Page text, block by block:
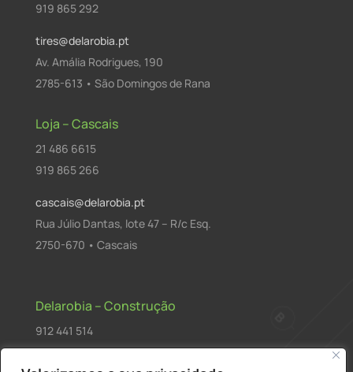
919 865 292
tires@delarobia.pt
Av. Amália Rodrigues, 190
2785-613 • São Domingos de Rana
Loja – Cascais
21 486 6615
919 865 266
cascais@delarobia.pt
Rua Júlio Dantas, lote 47 – R/c Esq.
2750-670 • Cascais
Delarobia – Construção
912 441 514